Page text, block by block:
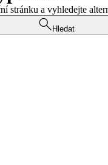
stránku a vyhledejte
Hledat